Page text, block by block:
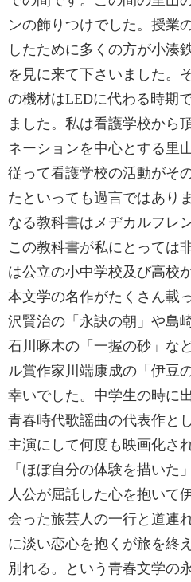
ンの飾りつけでした。授業
したために多くの方が小湊
を見に来て下さいました。
の機材はLEDに代わる時期
ました。私は看護学校から
ネーションを中心とする里
従って看護学校の活動がそ
たといっても過言ではあり
なる教科書はメヂカルフレ
この教科書が私にとっては
は公立の小中学校及び高校
本文学の名作がたくさん載
沢賢治の「永訣の朝」や島
石川啄木の「一握の砂」
ル賞作家川端康成の「伊豆
幸いでした。中学生の時に
青春時代歌謡曲の代表作と
主演にして何度も映画化さ
「ほぼ自分の体験を描いた
人公が屈託した心を抱いて
会った旅芸人の一行と道連
に淡い恋心を抱くが旅を終
別れる。という青春文学の